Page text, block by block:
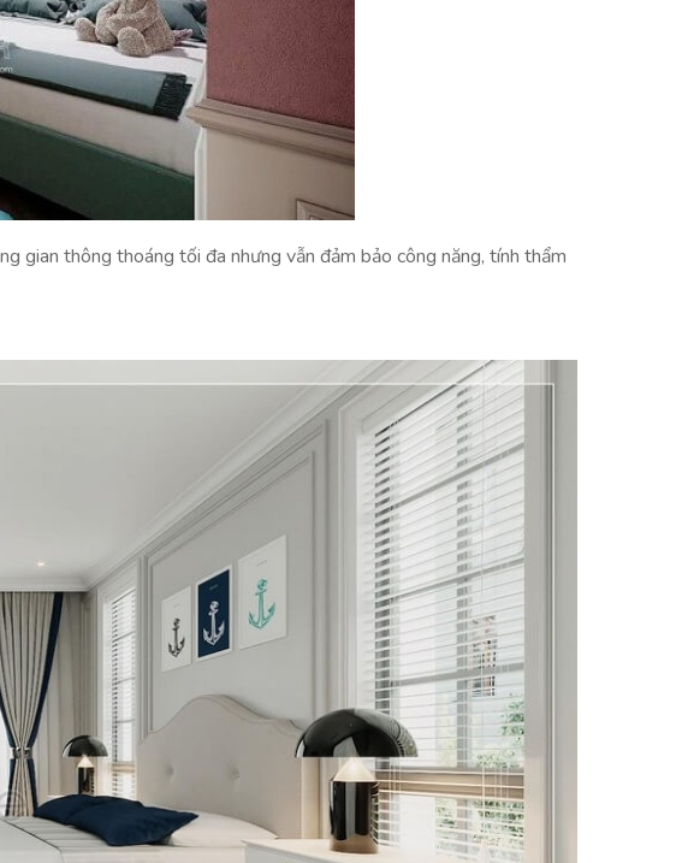
gian thông thoáng tối đa nhưng vẫn đảm bảo công năng, tính thẩm